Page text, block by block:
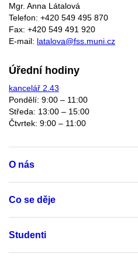
Mgr. Anna Látalová
Telefon: +420 549 495 870
Fax: +420 549 491 920
E-mail: latalova@fss.muni.cz
Úřední hodiny
kancelář 2.43
Pondělí: 9:00 – 11:00
Středa: 13:00 – 15:00
Čtvrtek: 9:00 – 11:00
O nás
Co se děje
Studenti